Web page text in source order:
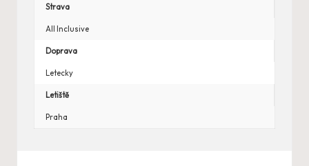
Strava
All Inclusive
Doprava
Letecky
Letiště
Praha